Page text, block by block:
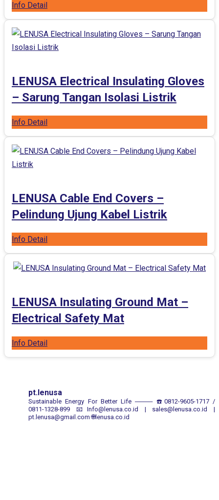
Info Detail
LENUSA Electrical Insulating Gloves
– Sarung Tangan Isolasi Listrik
Info Detail
LENUSA Cable End Covers –
Pelindung Ujung Kabel Listrik
Info Detail
LENUSA Insulating Ground Mat –
Electrical Safety Mat
Info Detail
pt.lenusa
Sustainable Energy For Better Life ────☎️0812-9605-1717 /
0811-1328-899 📧Info@lenusa.co.id | sales@lenusa.co.id |
pt.lenusa@gmail.com 🌐lenusa.co.id